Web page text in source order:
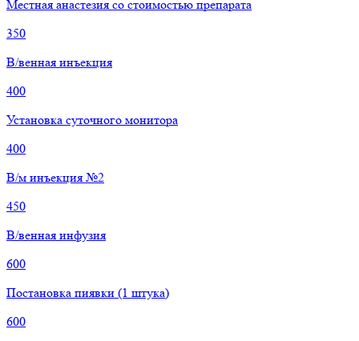
Местная анастезия со стоимостью препарата
350
В/венная инъекция
400
Установка суточного монитора
400
В/м инъекция №2
450
В/венная инфузия
600
Постановка пиявки (1 штука)
600